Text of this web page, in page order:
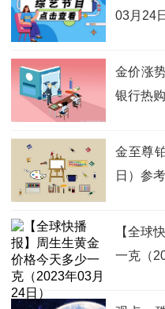
03月24
金价涨
银行热
金至尊
日）参
【全球
一克（